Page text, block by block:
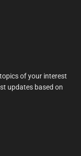
of your interest
updates based on